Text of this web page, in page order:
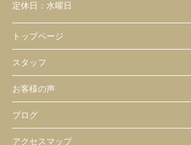
定休日： 水曜日
トップページ
スタッフ
お客様の声
ブログ
アクセスマップ